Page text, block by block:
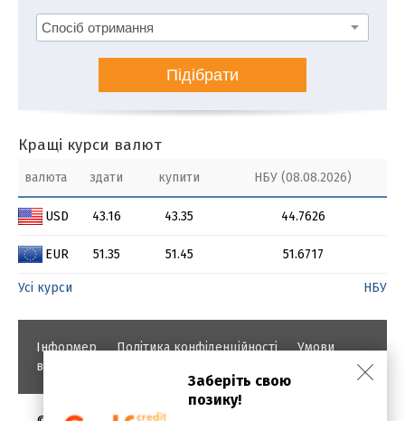
Підібрати
Кращі курси валют
валюта здати купити НБУ (08.08.2026)
USD 43.16 43.35 44.7626
EUR 51.35 51.45 51.6717
Усі курси НБУ
Інформер Політика конфіденційності
Умови
використання
Заберіть свою
позику!